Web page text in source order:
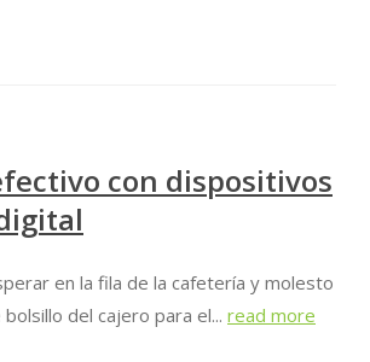
con dispositivos
en la fila de la cafetería y molesto
del cajero para el... read more